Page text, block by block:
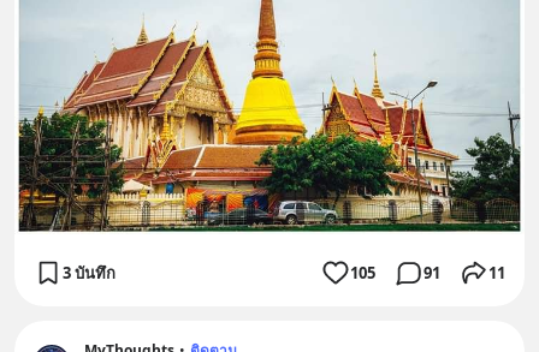
3 บันทึก 105 91 11